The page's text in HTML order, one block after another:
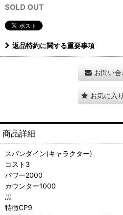
SOLD OUT
返品特約に関する重要事項
お問い
お気に入
商品詳細
スパンダイン(キャラクター)
コスト3
パワー2000
カウンター1000
黒
特徴CP9